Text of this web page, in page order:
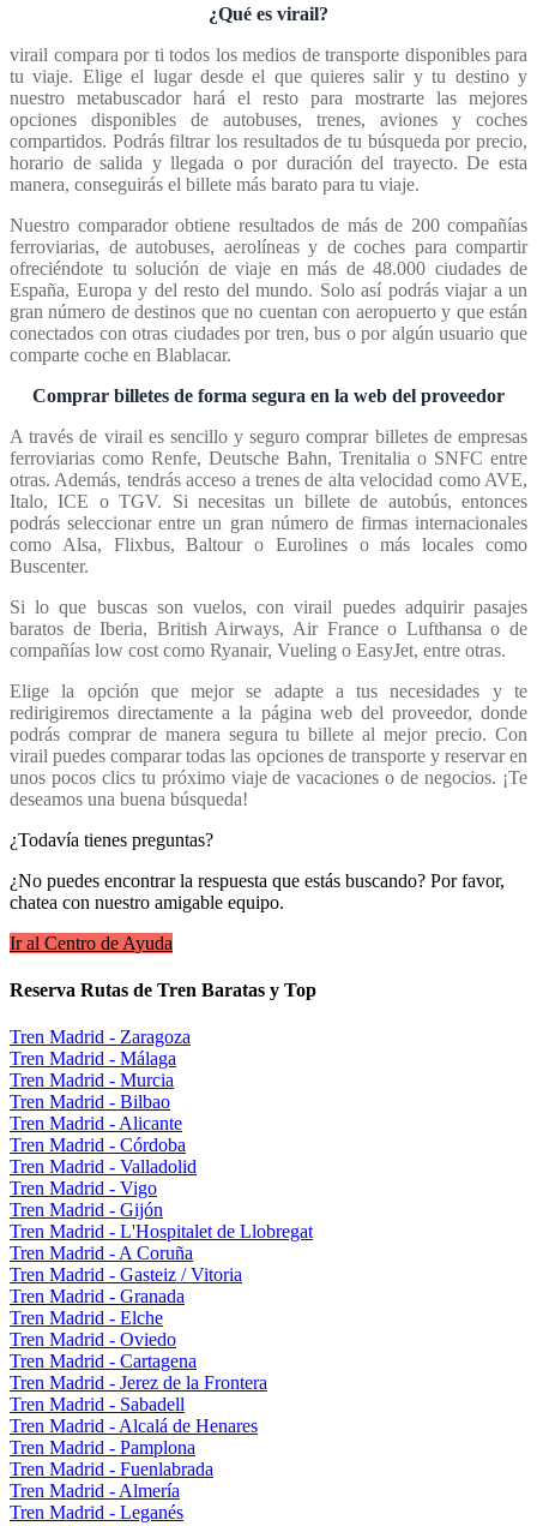
¿Qué es virail?
virail compara por ti todos los medios de transporte disponibles para
tu viaje. Elige el lugar desde el que quieres salir y tu destino y
nuestro metabuscador hará el resto para mostrarte las mejores
opciones disponibles de autobuses, trenes, aviones y coches
compartidos. Podrás filtrar los resultados de tu búsqueda por precio,
horario de salida y llegada o por duración del trayecto. De esta
manera, conseguirás el billete más barato para tu viaje.
Nuestro comparador obtiene resultados de más de 200 compañías
ferroviarias, de autobuses, aerolíneas y de coches para compartir
ofreciéndote tu solución de viaje en más de 48.000 ciudades de
España, Europa y del resto del mundo. Solo así podrás viajar a un
gran número de destinos que no cuentan con aeropuerto y que están
conectados con otras ciudades por tren, bus o por algún usuario que
comparte coche en Blablacar.
Comprar billetes de forma segura en la web del proveedor
A través de virail es sencillo y seguro comprar billetes de empresas
ferroviarias como Renfe, Deutsche Bahn, Trenitalia o SNFC entre
otras. Además, tendrás acceso a trenes de alta velocidad como AVE,
Italo, ICE o TGV. Si necesitas un billete de autobús, entonces
podrás seleccionar entre un gran número de firmas internacionales
como Alsa, Flixbus, Baltour o Eurolines o más locales como
Buscenter.
Si lo que buscas son vuelos, con virail puedes adquirir pasajes
baratos de Iberia, British Airways, Air France o Lufthansa o de
compañías low cost como Ryanair, Vueling o EasyJet, entre otras.
Elige la opción que mejor se adapte a tus necesidades y te
redirigiremos directamente a la página web del proveedor, donde
podrás comprar de manera segura tu billete al mejor precio. Con
virail puedes comparar todas las opciones de transporte y reservar en
unos pocos clics tu próximo viaje de vacaciones o de negocios. ¡Te
deseamos una buena búsqueda!
¿Todavía tienes preguntas?
¿No puedes encontrar la respuesta que estás buscando? Por favor,
chatea con nuestro amigable equipo.
Ir al Centro de Ayuda
Reserva Rutas de Tren Baratas y Top
Tren Madrid - Zaragoza
Tren Madrid - Málaga
Tren Madrid - Murcia
Tren Madrid - Bilbao
Tren Madrid - Alicante
Tren Madrid - Córdoba
Tren Madrid - Valladolid
Tren Madrid - Vigo
Tren Madrid - Gijón
Tren Madrid - L'Hospitalet de Llobregat
Tren Madrid - A Coruña
Tren Madrid - Gasteiz / Vitoria
Tren Madrid - Granada
Tren Madrid - Elche
Tren Madrid - Oviedo
Tren Madrid - Cartagena
Tren Madrid - Jerez de la Frontera
Tren Madrid - Sabadell
Tren Madrid - Alcalá de Henares
Tren Madrid - Pamplona
Tren Madrid - Fuenlabrada
Tren Madrid - Almería
Tren Madrid - Leganés